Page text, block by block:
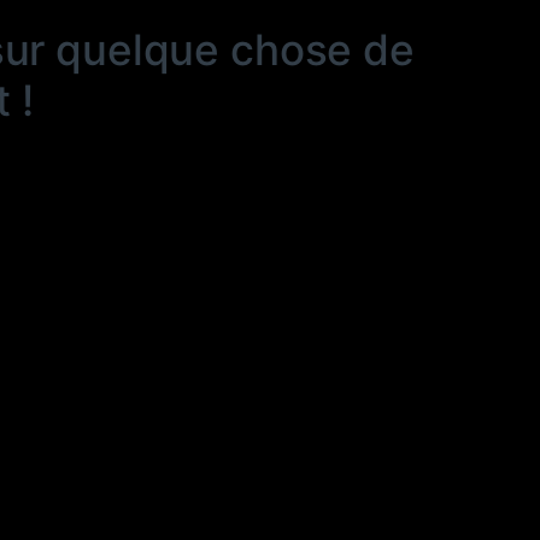
quelque chose de
!